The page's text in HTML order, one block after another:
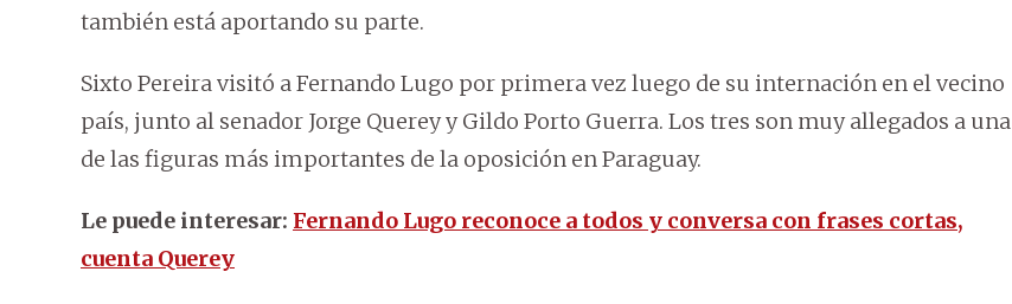
también está aportando su parte.
Sixto Pereira visitó a Fernando Lugo por primera vez luego de su internación en el vecino
país, junto al senador Jorge Querey y Gildo Porto Guerra. Los tres son muy allegados a una
de las figuras más importantes de la oposición en Paraguay.
Le puede interesar: Fernando Lugo reconoce a todos y conversa con frases cortas,
cuenta Querey